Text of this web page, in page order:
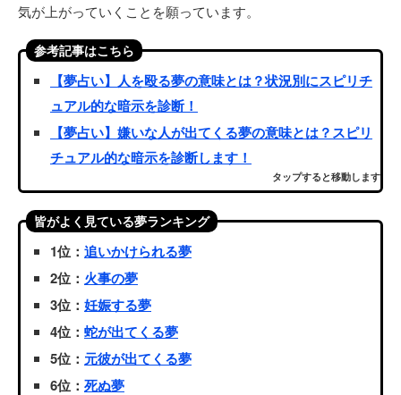
気が上がっていくことを願っています。
参考記事はこちら
【夢占い】人を殴る夢の意味とは？状況別にスピリチ
ュアル的な暗示を診断！
【夢占い】嫌いな人が出てくる夢の意味とは？スピリ
チュアル的な暗示を診断します！
タップすると移動します
皆がよく見ている夢ランキング
1位： 追いかけられる夢
2位： 火事の夢
3位： 妊娠する夢
4位： 蛇が出てくる夢
5位： 元彼が出てくる夢
6位： 死ぬ夢